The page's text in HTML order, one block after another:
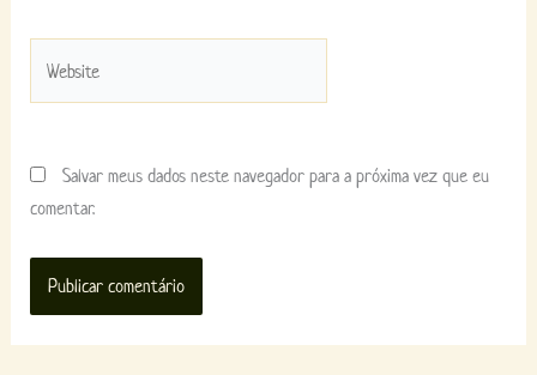
Salvar meus dados neste navegador para a próxima vez que eu
comentar.